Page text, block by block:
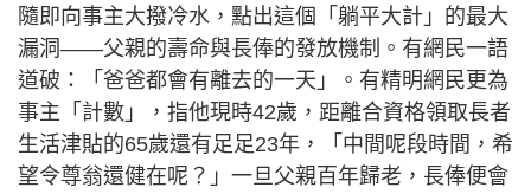
隨即向事主大撥冷水，點出這個「躺平大計」的最大
漏洞——父親的壽命與長俸的發放機制。有網民一語
道破：「爸爸都會有離去的一天」。有精明網民更為
事主「計數」，指他現時42歲，距離合資格領取長者
生活津貼的65歲還有足足23年，「中間呢段時間，希
望令尊翁還健在呢？」一旦父親百年歸老，長俸便會